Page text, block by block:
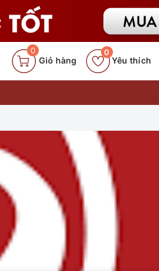
0
Giỏ hàng Yêu thích
0